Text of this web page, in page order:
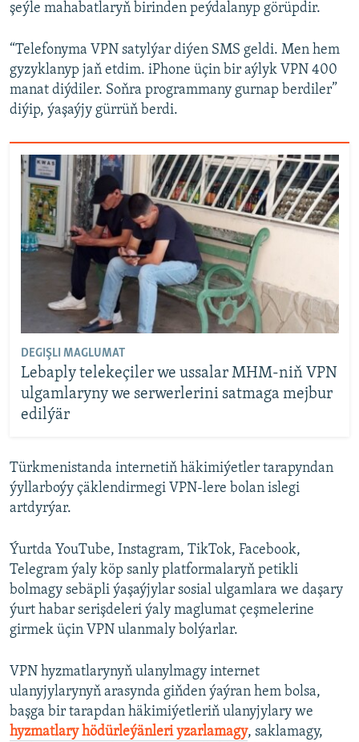
şeýle mahabatlaryň birinden peýdalanyp görüpdir.
“Telefonyma VPN satylýar diýen SMS geldi. Men hem
gyzyklanyp jaň etdim. iPhone üçin bir aýlyk VPN 400
manat diýdiler. Soňra programmany gurnap berdiler”
diýip, ýaşaýjy gürrüň berdi.
DEGIŞLI MAGLUMAT
Lebaply telekeçiler we ussalar MHM-niň VPN
ulgamlaryny we serwerlerini satmaga mejbur
edilýär
Türkmenistanda internetiň häkimiýetler tarapyndan
ýyllarboýy çäklendirmegi VPN-lere bolan islegi
artdyrýar.
Ýurtda YouTube, Instagram, TikTok, Facebook,
Telegram ýaly köp sanly platformalaryň petikli
bolmagy sebäpli ýaşaýjylar sosial ulgamlara we daşary
ýurt habar serişdeleri ýaly maglumat çeşmelerine
girmek üçin VPN ulanmaly bolýarlar.
VPN hyzmatlarynyň ulanylmagy internet
ulanyjylarynyň arasynda giňden ýaýran hem bolsa,
başga bir tarapdan häkimiýetleriň ulanyjylary we
hyzmatlary hödürleýänleri yzarlamagy, saklamagy,